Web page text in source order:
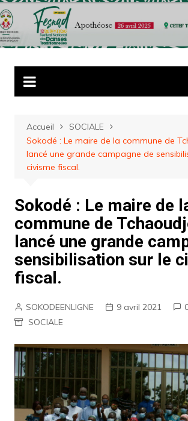
Aller
au
contenu
Accueil
SOCIALE
Sokodé : Le maire de la commune de
lancé une grande campagne de
civisme fiscal.
Sokodé : Le maire de
commune de
lancé une grande
sensibilisation sur le
fiscal.
SOKODEENLIGNE 9 avril 2021
SOCIALE